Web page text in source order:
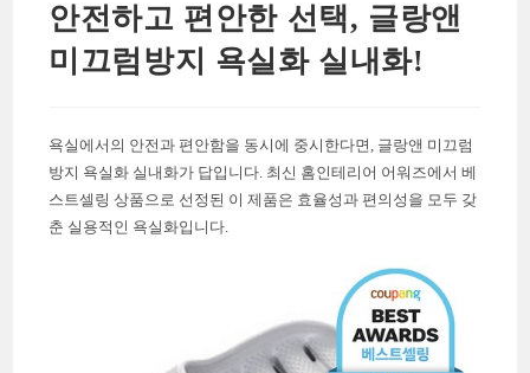
안전하고 편안한 선택, 글랑앤
미끄럼방지 욕실화 실내화!
욕실에서의 안전과 편안함을 동시에 중시한다면, 글랑앤 미끄럼
방지 욕실화 실내화가 답입니다. 최신 홈인테리어 어워즈에서 베
스트셀링 상품으로 선정된 이 제품은 효율성과 편의성을 모두 갖
춘 실용적인 욕실화입니다.